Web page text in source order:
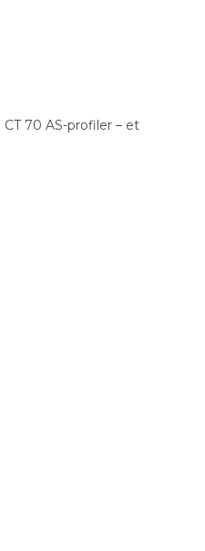
70 AS-profiler – et